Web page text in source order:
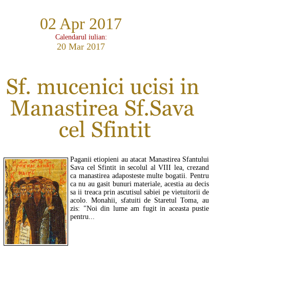
02 Apr 2017
Calendarul iulian:
20 Mar 2017
Paganii etiopieni au atacat Manastirea Sfantului
Sava cel Sfintit in secolul al VIII lea, crezand
ca manastirea adaposteste multe bogatii. Pentru
ca nu au gasit bunuri materiale, acestia au decis
sa ii treaca prin ascutisul sabiei pe vietuitorii de
acolo. Monahii, sfatuiti de Staretul Toma, au
zis: "Noi din lume am fugit in aceasta pustie
pentru...